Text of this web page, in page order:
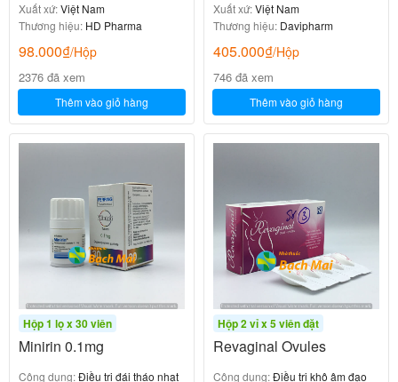
niệu
Xuất xứ:Việt Nam
Thương hiệu: HD Pharma
98.000₫/Hộp
2376 đã xem
Thêm vào giỏ hàng
Xuất xứ:Việt Nam
Thương hiệu: Davipharm
405.000₫/Hộp
746 đã xem
Thêm vào giỏ hàng
Hộp 1 lọ x 30 viên
Minirin 0.1mg
Công dụng:Điều trị đái tháo nhạt
Hộp 2 vỉ x 5 viên đặt
Revaginal Ovules
Công dụng:Điều trị khô âm đạo